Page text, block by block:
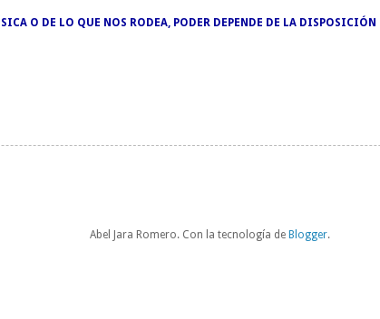
O DE LO QUE NOS RODEA, PODER DEPENDE DE LA DISPOSICIÓN
Abel Jara Romero. Con la tecnología de Blogger.